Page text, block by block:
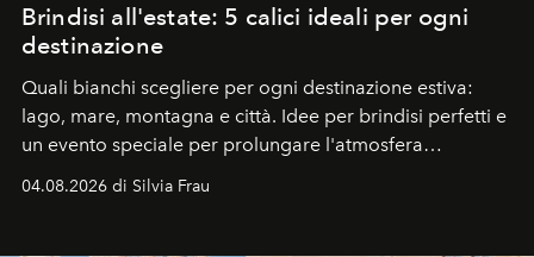
Brindisi all'estate: 5 calici ideali per ogni
destinazione
Quali bianchi scegliere per ogni destinazione estiva:
lago, mare, montagna e città. Idee per brindisi perfetti e
un evento speciale per prolungare l'atmosfera
04.08.2026 di Silvia Frau